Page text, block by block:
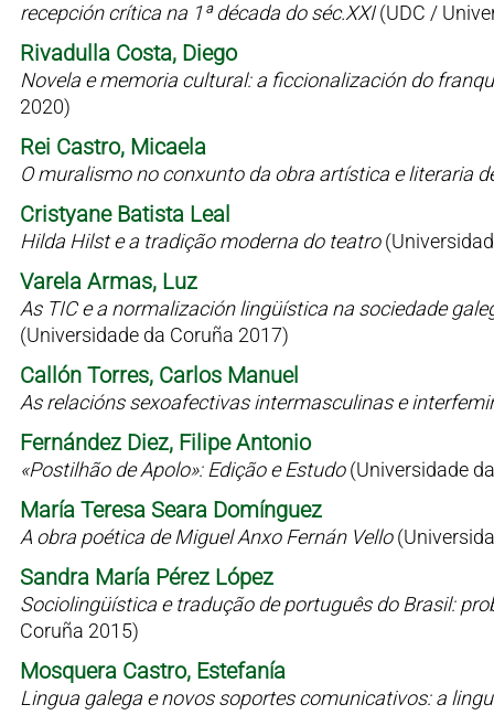
recepción crítica na 1ª década do séc.XXI(UDC /
Rivadulla Costa, Diego
Novela e memoria cultural: a ficcionalización do
2020)
Rei Castro, Micaela
O muralismo no conxunto da obra artística e literaria
Cristyane Batista Leal
Hilda Hilst e a tradição moderna do teatro
Varela Armas, Luz
As TIC e a normalización lingüística na sociedade
(Universidade da Coruña 2017)
Callón Torres, Carlos Manuel
As relacións sexoafectivas intermasculinas e
Fernández Diez, Filipe Antonio
«Postilhão de Apolo»: Edição e Estudo(Universidade
María Teresa Seara Domínguez
A obra poética de Miguel Anxo Fernán Vello
Sandra María Pérez López
Sociolingüística e tradução de português do Brasil:
Coruña 2015)
Mosquera Castro, Estefanía
Lingua galega e novos soportes comunicativos: a